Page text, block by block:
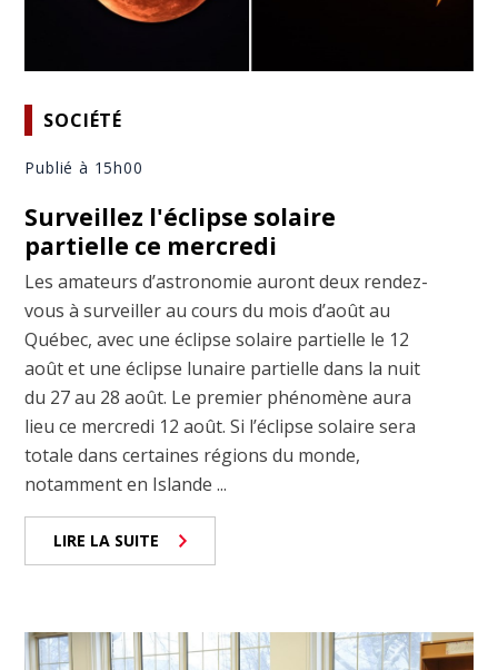
SOCIÉTÉ
Publié à 15h00
Surveillez l'éclipse solaire
partielle ce mercredi
Les amateurs d’astronomie auront deux rendez-
vous à surveiller au cours du mois d’août au
Québec, avec une éclipse solaire partielle le 12
août et une éclipse lunaire partielle dans la nuit
du 27 au 28 août. Le premier phénomène aura
lieu ce mercredi 12 août. Si l’éclipse solaire sera
totale dans certaines régions du monde,
notamment en Islande ...
LIRE LA SUITE